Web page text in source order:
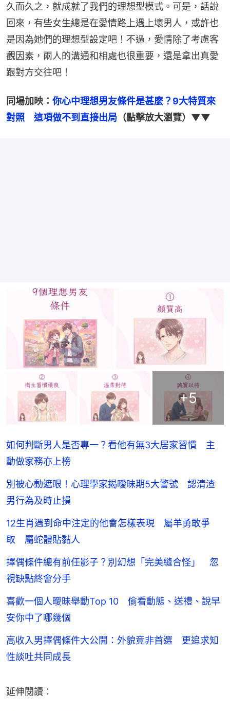
久而久之，就成就了我們的理想型模式。可是，話說
回來，有些女生總是在愛情路上遇上壞男人，或許也
是因為她們的理想型設定吧！不過，愛情除了考慮客
觀因素，兩人的溝通和相處也很重要，還是拿出真愛
跟對方交往吧！
同場加映： 你心中理想男友條件是甚麼？9大特質來
對照　這項做不到直接出局 （點擊放大瀏覽）▼▼
+5
如何判斷男人是否專一？看他有無3大居家習慣 主
動做家務亦上榜
別被心動遮眼！心理學家揭曖昧期5大警號 認清渣
男行為及時止損
12生肖遇到命中注定的他會怎樣表現 屬羊勇敢爭
取 屬蛇體貼黏人
擇偶條件總有前任影子？別幻想「完美縫合怪」 忽
視缺點終會分手
喜歡一個人曖昧舉動Top 10 偷看動態、送禮、說早
安你中了哪幾個
高收入男擇偶條件大公開：外貌竟非首選 更追求知
性談吐共同成長
延伸閱讀：